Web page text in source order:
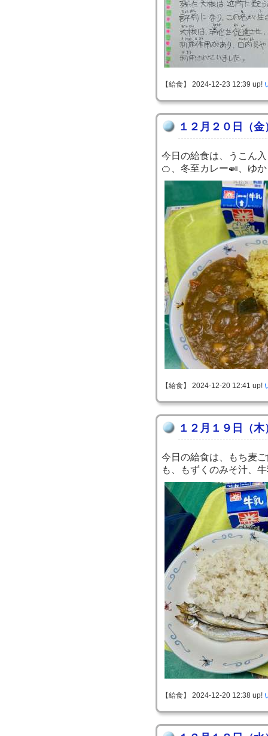
【給食】 2024-12-23 12:39 up!
１２月２０日（金
今日の給食は、うこん
🍊、冬至カレー🍛、ゆ
【給食】 2024-12-20 12:41 up!
１２月１９日（木
今日の給食は、もち麦
も、もずくのみそ汁、
【給食】 2024-12-20 12:38 up!